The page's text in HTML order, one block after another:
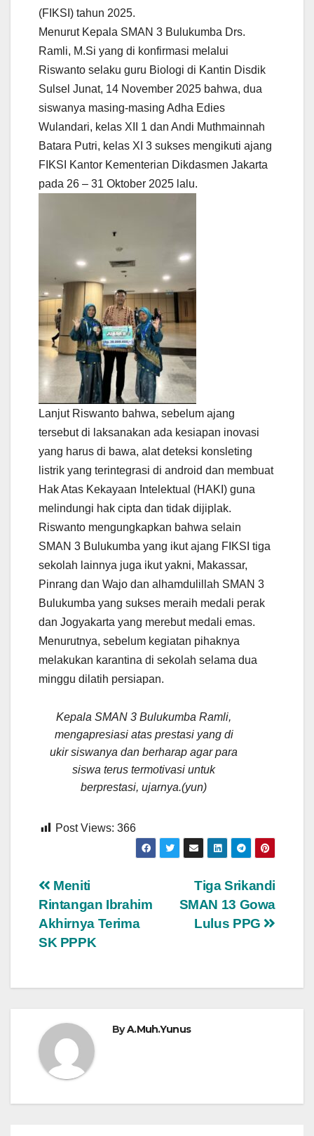
(FIKSI) tahun 2025.
Menurut Kepala SMAN 3 Bulukumba Drs.
Ramli, M.Si yang di konfirmasi melalui
Riswanto selaku guru Biologi di Kantin Disdik
Sulsel Junat, 14 November 2025 bahwa, dua
siswanya masing-masing Adha Edies
Wulandari, kelas XII 1 dan Andi Muthmainnah
Batara Putri, kelas XI 3 sukses mengikuti ajang
FIKSI Kantor Kementerian Dikdasmen Jakarta
pada 26 – 31 Oktober 2025 lalu.
Lanjut Riswanto bahwa, sebelum ajang
tersebut di laksanakan ada kesiapan inovasi
yang harus di bawa, alat deteksi konsleting
listrik yang terintegrasi di android dan membuat
Hak Atas Kekayaan Intelektual (HAKI) guna
melindungi hak cipta dan tidak dijiplak.
Riswanto mengungkapkan bahwa selain
SMAN 3 Bulukumba yang ikut ajang FIKSI tiga
sekolah lainnya juga ikut yakni, Makassar,
Pinrang dan Wajo dan alhamdulillah SMAN 3
Bulukumba yang sukses meraih medali perak
dan Jogyakarta yang merebut medali emas.
Menurutnya, sebelum kegiatan pihaknya
melakukan karantina di sekolah selama dua
minggu dilatih persiapan.
Kepala SMAN 3 Bulukumba Ramli,
mengapresiasi atas prestasi yang di
ukir siswanya dan berharap agar para
siswa terus termotivasi untuk
berprestasi, ujarnya.(yun)
Post Views: 366
Navigasi
pos
Tiga Srikandi
SMAN 13 Gowa
Lulus PPG
Meniti
Rintangan Ibrahim
Akhirnya Terima
SK PPPK
ByA.Muh.Yunus